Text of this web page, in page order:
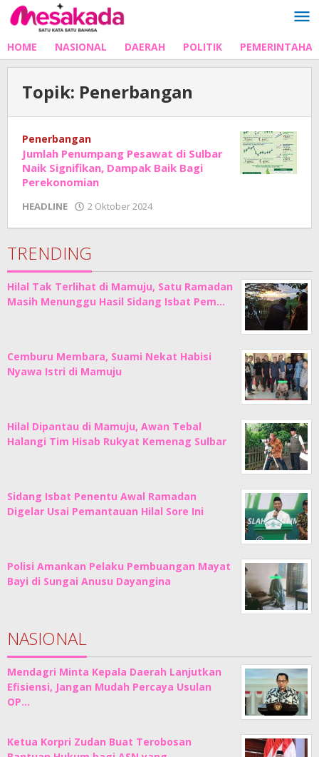
Lewati
ke
HOME NASIONAL DAERAH POLITIK
Topik: Penerbangan
Penerbangan
Jumlah Penumpang Pesawat di Sulbar
Naik Signifikan, Dampak Baik Bagi
Perekonomian
HEADLINE 2 Oktober 2024
Junaedi
TRENDING
Hilal Tak Terlihat di Mamuju, Satu Ramadan
Masih Menunggu Hasil Sidang Isbat Pem…
Cemburu Membara, Suami Nekat Habisi
Nyawa Istri di Mamuju
Hilal Dipantau di Mamuju, Awan Tebal
Halangi Tim Hisab Rukyat Kemenag Sulbar
Sidang Isbat Penentu Awal Ramadan
Digelar Usai Pemantauan Hilal Sore Ini
Polisi Amankan Pelaku Pembuangan Mayat
Bayi di Sungai Anusu Dayangina
NASIONAL
Mendagri Minta Kepala Daerah Lanjutkan
Efisiensi, Jangan Mudah Percaya Usulan
OP…
Ketua Korpri Zudan Buat Terobosan